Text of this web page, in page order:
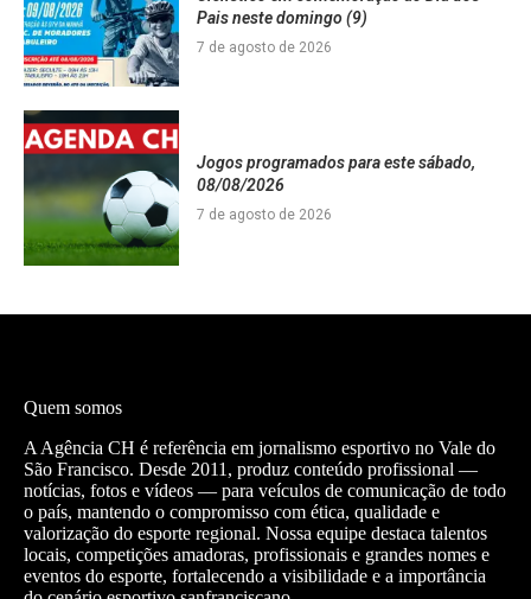
Pais neste domingo (9)
7 de agosto de 2026
Jogos programados para este sábado,
08/08/2026
7 de agosto de 2026
Quem somos
A Agência CH é referência em jornalismo esportivo no Vale do
São Francisco. Desde 2011, produz conteúdo profissional —
notícias, fotos e vídeos — para veículos de comunicação de todo
o país, mantendo o compromisso com ética, qualidade e
valorização do esporte regional. Nossa equipe destaca talentos
locais, competições amadoras, profissionais e grandes nomes e
eventos do esporte, fortalecendo a visibilidade e a importância